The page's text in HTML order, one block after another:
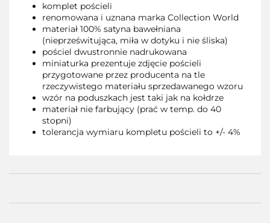
komplet pościeli
renomowana i uznana marka Collection World
materiał 100% satyna bawełniana
(nieprześwitująca, miła w dotyku i nie śliska)
pościel dwustronnie nadrukowana
miniaturka prezentuje zdjęcie pościeli
przygotowane przez producenta na tle
rzeczywistego materiału sprzedawanego wzoru
wzór na poduszkach jest taki jak na kołdrze
materiał nie farbujący (prać w temp. do 40
stopni)
tolerancja wymiaru kompletu pościeli to +/- 4%